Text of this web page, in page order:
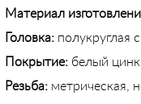
Материал
Головка: полукруглая
Покрытие: белый цинк
Резьба: метрическая,